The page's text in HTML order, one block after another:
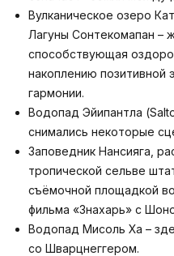
Вулканическое озеро
Лагуны Сонтекомапан –
способствующая
накоплению позитивной
гармонии.
Водопад Эйипантла
снимались некоторые
Заповедник Нансияга,
тропической сельве
съёмочной площадкой
фильма «Знахарь» с
Водопад Мисоль Ха –
со Шварцнеггером.